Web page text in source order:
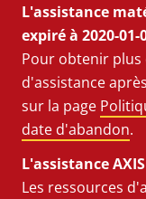
L'assistance
expiré à 2020-01-
Pour obtenir
d'assistance
sur la page
date d'abandon.
L'assistance
Les ressources